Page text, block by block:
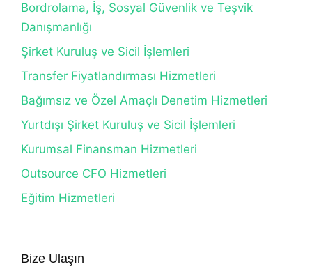
Bordrolama, İş, Sosyal Güvenlik ve Teşvik
Danışmanlığı
Şirket Kuruluş ve Sicil İşlemleri
Transfer Fiyatlandırması Hizmetleri
Bağımsız ve Özel Amaçlı Denetim Hizmetleri
Yurtdışı Şirket Kuruluş ve Sicil İşlemleri
Kurumsal Finansman Hizmetleri
Outsource CFO Hizmetleri
Eğitim Hizmetleri
Bize Ulaşın